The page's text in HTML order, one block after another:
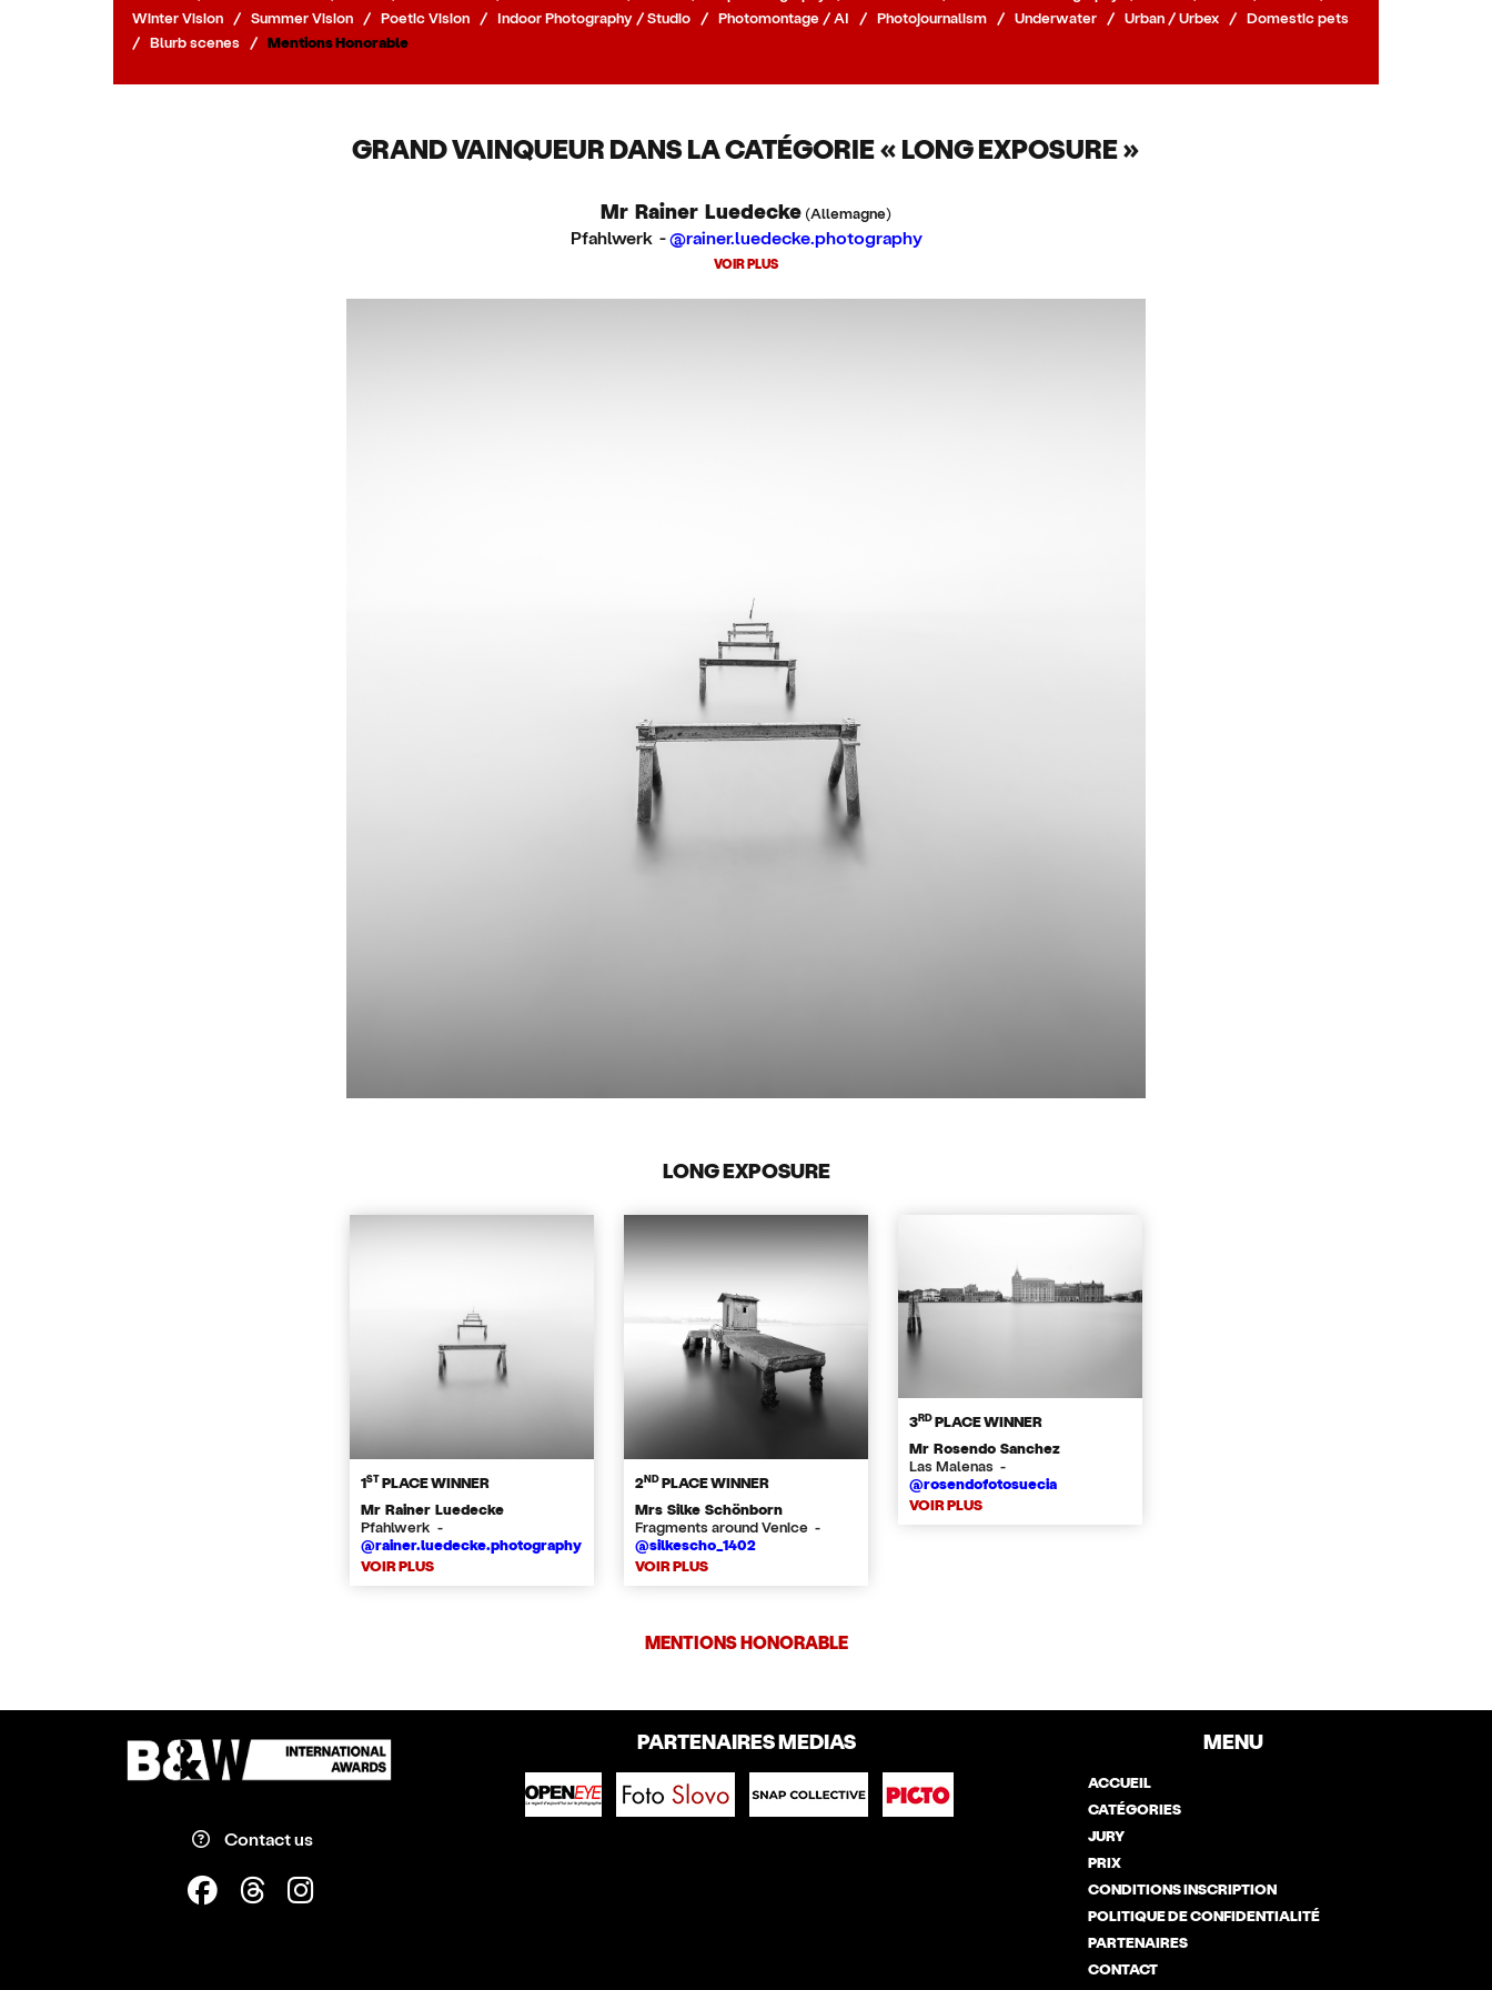
Winter Vision
/ Summer Vision / Poetic Vision / Indoor Photography / Studio / Photomontage / AI / Photojournalism / Underwater / Urban / Urbex / Domestic pets
/ Blurb scenes / Mentions Honorable
GRAND VAINQUEUR DANS LA CATÉGORIE « LONG EXPOSURE »
Mr Rainer Luedecke (Allemagne)
Pfahlwerk -@rainer.luedecke.photography
VOIR PLUS
LONG EXPOSURE
1STPLACE WINNER
Mr Rainer Luedecke
Pfahlwerk -
@rainer.luedecke.photography
VOIR PLUS
2NDPLACE WINNER
Mrs Silke Schönborn
Fragments around Venice -
@silkescho_1402
VOIR PLUS
3RDPLACE WINNER
Mr Rosendo Sanchez
Las Malenas -
@rosendofotosuecia
VOIR PLUS
MENTIONS HONORABLE
Contact us
PARTENAIRES MEDIAS MENU
ACCUEIL
CATÉGORIES
JURY
PRIX
CONDITIONS INSCRIPTION
POLITIQUE DE CONFIDENTIALITÉ
PARTENAIRES
CONTACT